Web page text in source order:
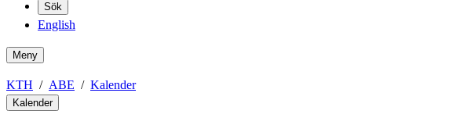
Sök
English
Meny
KTH ABE Kalender
Kalender